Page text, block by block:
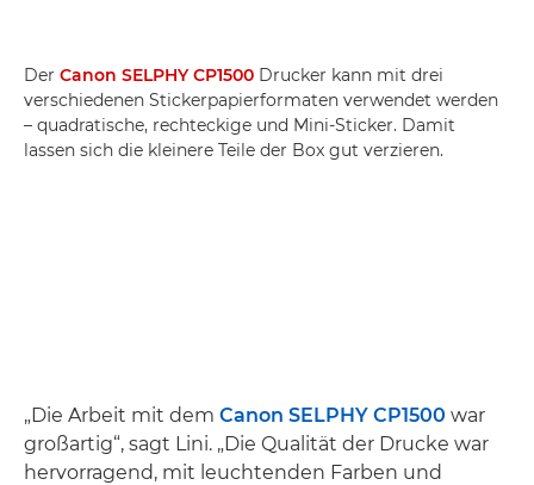
Der Canon SELPHY CP1500 Drucker kann mit drei
verschiedenen Stickerpapierformaten verwendet werden
– quadratische, rechteckige und Mini-Sticker. Damit
lassen sich die kleinere Teile der Box gut verzieren.
„Die Arbeit mit dem Canon SELPHY CP1500 war
großartig“, sagt Lini. „Die Qualität der Drucke war
hervorragend, mit leuchtenden Farben und